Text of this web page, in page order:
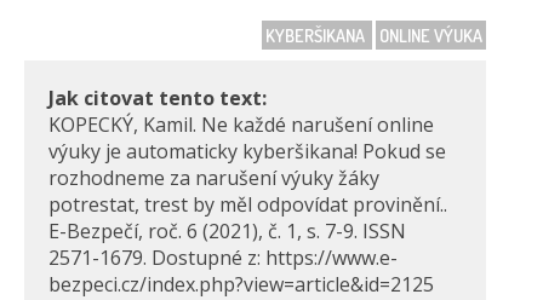
KYBERŠIKANA ONLINE VÝUKA
Jak citovat tento text:
KOPECKÝ, Kamil. Ne každé narušení online
výuky je automaticky kyberšikana! Pokud se
rozhodneme za narušení výuky žáky
potrestat, trest by měl odpovídat provinění..
E-Bezpečí, roč. 6 (2021), č. 1, s. 7-9. ISSN
2571-1679. Dostupné z: https://www.e-
bezpeci.cz/index.php?view=article&id=2125